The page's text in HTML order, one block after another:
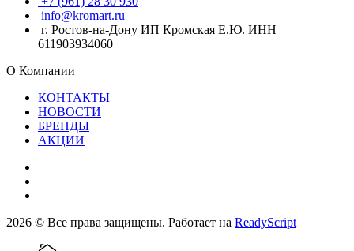
info@kromart.ru
г. Ростов-на-Дону ИП Кромская Е.Ю. ИНН
611903934060
О Компании
КОНТАКТЫ
НОВОСТИ
БРЕНДЫ
АКЦИИ
2026 © Все права защищены. Работает на ReadyScript